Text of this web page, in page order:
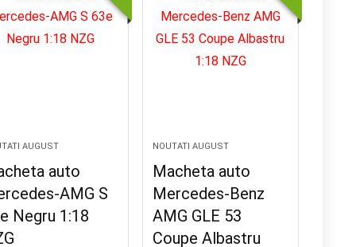
AUGUST
auto
AMG S
Negru 1:18
NOUTATI AUGUST
Macheta auto
Mercedes-Benz
AMG GLE 53
Coupe Albastru